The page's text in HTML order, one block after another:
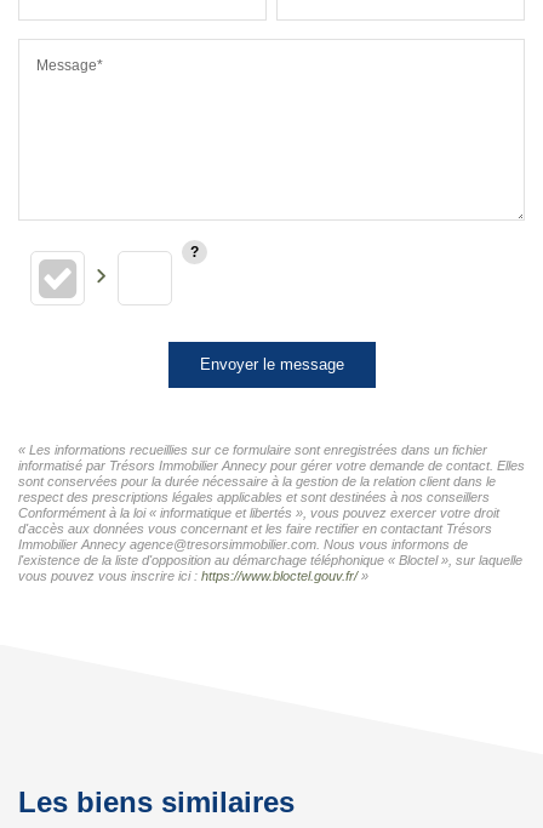
Message*
Envoyer le message
« Les informations recueillies sur ce formulaire sont enregistrées dans un fichier
informatisé par Trésors Immobilier Annecy pour gérer votre demande de contact. Elles
sont conservées pour la durée nécessaire à la gestion de la relation client dans le
respect des prescriptions légales applicables et sont destinées à nos conseillers
Conformément à la loi « informatique et libertés », vous pouvez exercer votre droit
d'accès aux données vous concernant et les faire rectifier en contactant Trésors
Immobilier Annecy agence@tresorsimmobilier.com. Nous vous informons de
l'existence de la liste d'opposition au démarchage téléphonique « Bloctel », sur laquelle
vous pouvez vous inscrire ici : https://www.bloctel.gouv.fr/»
Les biens similaires